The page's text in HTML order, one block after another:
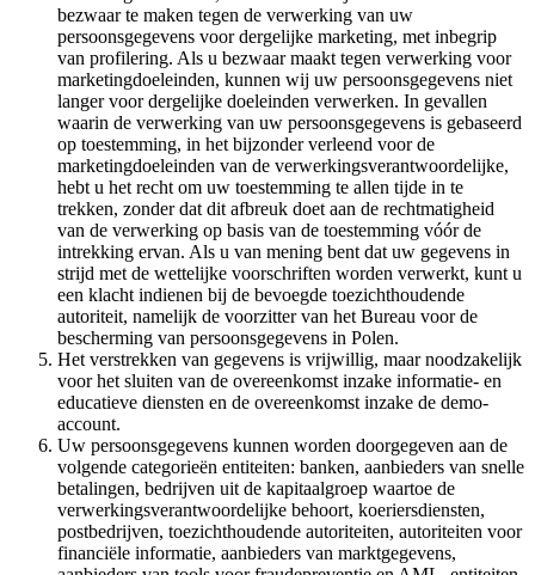
bezwaar te maken tegen de verwerking van uw
persoonsgegevens voor dergelijke marketing, met inbegrip
van profilering. Als u bezwaar maakt tegen verwerking voor
marketingdoeleinden, kunnen wij uw persoonsgegevens niet
langer voor dergelijke doeleinden verwerken. In gevallen
waarin de verwerking van uw persoonsgegevens is gebaseerd
op toestemming, in het bijzonder verleend voor de
marketingdoeleinden van de verwerkingsverantwoordelijke,
hebt u het recht om uw toestemming te allen tijde in te
trekken, zonder dat dit afbreuk doet aan de rechtmatigheid
van de verwerking op basis van de toestemming vóór de
intrekking ervan. Als u van mening bent dat uw gegevens in
strijd met de wettelijke voorschriften worden verwerkt, kunt u
een klacht indienen bij de bevoegde toezichthoudende
autoriteit, namelijk de voorzitter van het Bureau voor de
bescherming van persoonsgegevens in Polen.
Het verstrekken van gegevens is vrijwillig, maar noodzakelijk
voor het sluiten van de overeenkomst inzake informatie- en
educatieve diensten en de overeenkomst inzake de demo-
account.
Uw persoonsgegevens kunnen worden doorgegeven aan de
volgende categorieën entiteiten: banken, aanbieders van snelle
betalingen, bedrijven uit de kapitaalgroep waartoe de
verwerkingsverantwoordelijke behoort, koeriersdiensten,
postbedrijven, toezichthoudende autoriteiten, autoriteiten voor
financiële informatie, aanbieders van marktgegevens,